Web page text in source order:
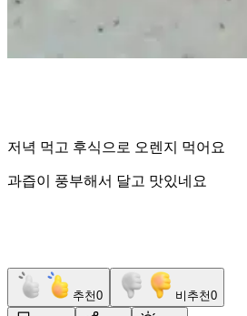
저녁 먹고 후식으로 오렌지 먹어요
과즙이 풍부해서 달고 맛있네요
추천0 비추천0